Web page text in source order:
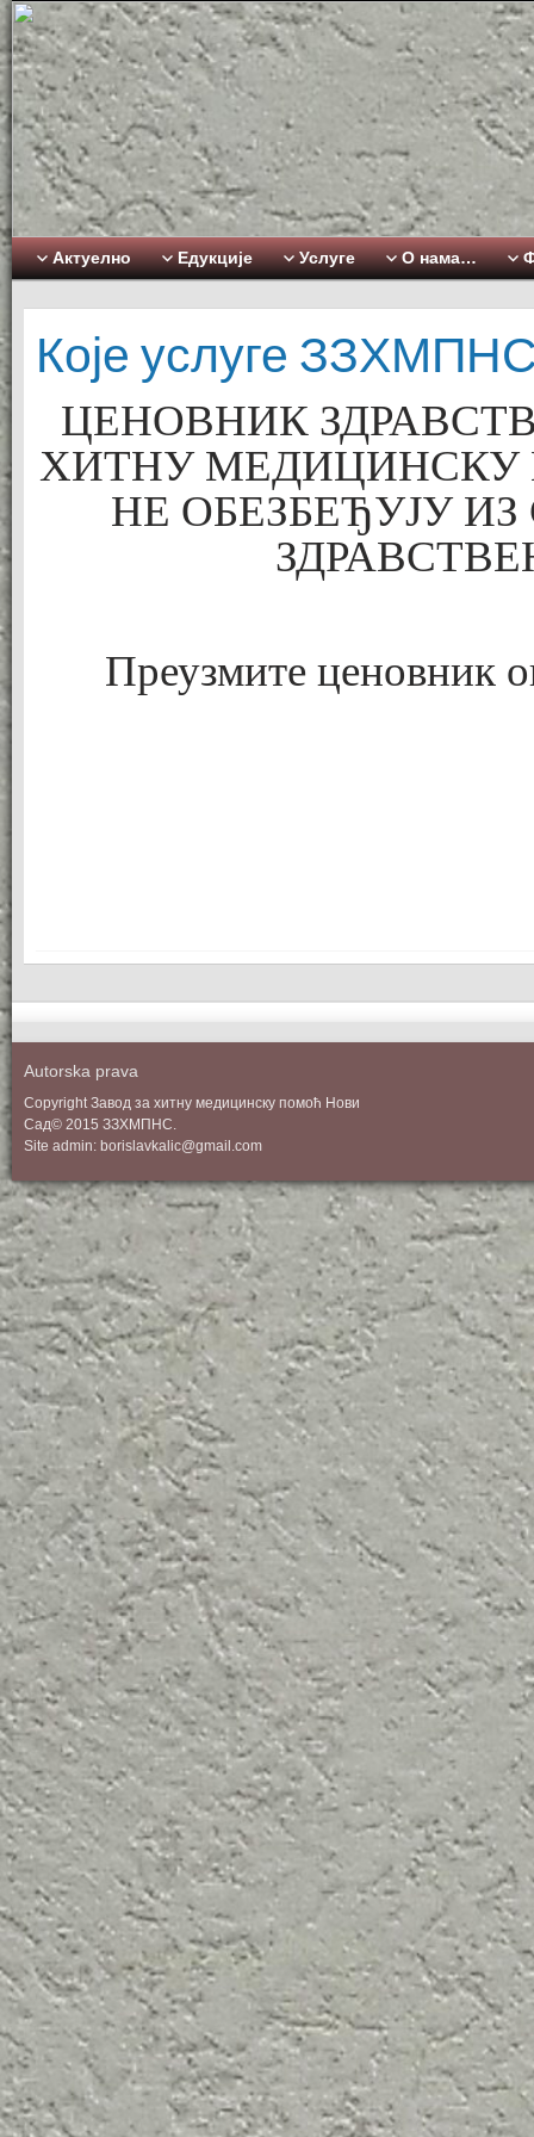
Актуелно Едукције Услуге О нама…
Које услуге
ЦЕНОВНИК
ХИТНУ МЕДИЦИНСКУ
НЕ ОБЕЗБЕЂУЈУ
Преузмите ценовник
Autorska prava
Copyright Завод за хитну медицинску помоћ Нови
Сад© 2015 ЗЗХМПНС.
Site admin: borislavkalic@gmail.com